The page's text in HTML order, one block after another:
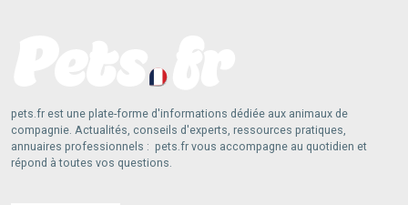
pets.fr est une plate-forme d'informations dédiée aux animaux de
compagnie. Actualités, conseils d'experts, ressources pratiques,
annuaires professionnels : pets.fr vous accompagne au quotidien et
répond à toutes vos questions.